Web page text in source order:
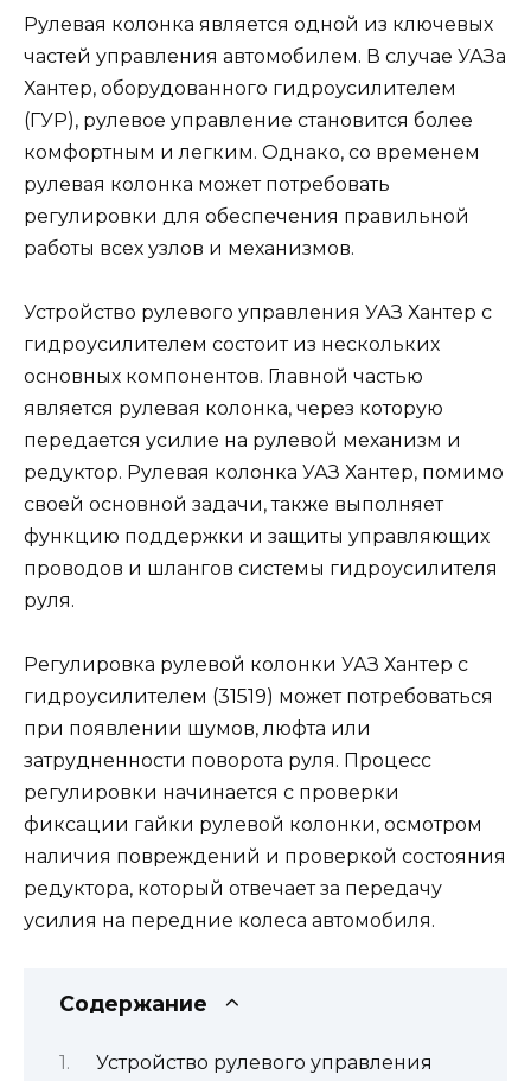
Рулевая колонка является одной из ключевых
частей управления автомобилем. В случае УАЗа
Хантер, оборудованного гидроусилителем
(ГУР), рулевое управление становится более
комфортным и легким. Однако, со временем
рулевая колонка может потребовать
регулировки для обеспечения правильной
работы всех узлов и механизмов.
Устройство рулевого управления УАЗ Хантер с
гидроусилителем состоит из нескольких
основных компонентов. Главной частью
является рулевая колонка, через которую
передается усилие на рулевой механизм и
редуктор. Рулевая колонка УАЗ Хантер, помимо
своей основной задачи, также выполняет
функцию поддержки и защиты управляющих
проводов и шлангов системы гидроусилителя
руля.
Регулировка рулевой колонки УАЗ Хантер с
гидроусилителем (31519) может потребоваться
при появлении шумов, люфта или
затрудненности поворота руля. Процесс
регулировки начинается с проверки
фиксации гайки рулевой колонки, осмотром
наличия повреждений и проверкой состояния
редуктора, который отвечает за передачу
усилия на передние колеса автомобиля.
Содержание
Устройство рулевого управления